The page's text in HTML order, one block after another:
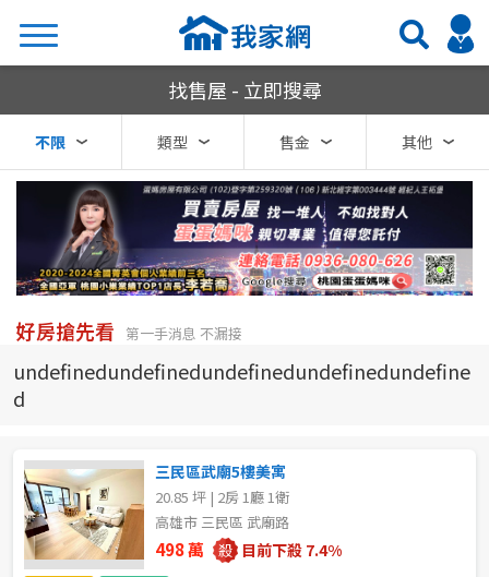
熱門關鍵字
不限
基隆市
新北市
宜蘭縣
不限
我家網房屋買賣
找售屋 - 立即搜尋
不限 類型 售金 其他
好房搶先看 第一手消息 不漏接
undefinedundefinedundefinedundefinedundefine
d
三民區武廟5樓美寓
20.85 坪 | 2房 1廳 1衛
高雄市 三民區 武廟路
498 萬 目前下殺 7.4%